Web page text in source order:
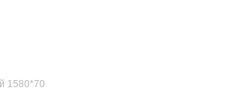
1580*70